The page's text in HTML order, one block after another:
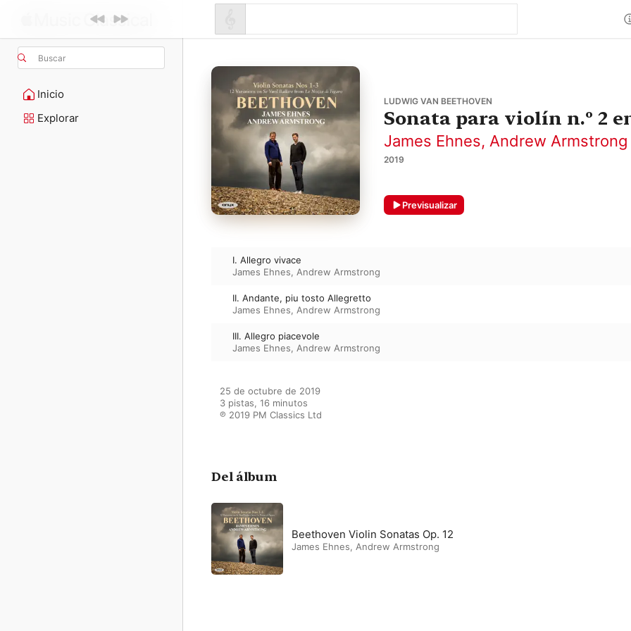
Buscar
Inicio
Explorar
LUDWIG VAN BEETHOVEN
Sonata para violín n.º 2
James Ehnes, Andrew Armstrong
2019
Previsualizar
I. Allegro vivace
James Ehnes, Andrew Armstrong
II. Andante, piu tosto Allegretto
James Ehnes, Andrew Armstrong
III. Allegro piacevole
James Ehnes, Andrew Armstrong
25 de octubre de 2019
3 pistas, 16 minutos
℗ 2019 PM Classics Ltd
Del álbum
Beethoven Violin Sonatas Op. 12
James Ehnes, Andrew Armstrong